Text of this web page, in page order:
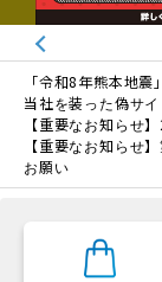
「令和8年熊本地
当社を装った偽サ
【重要なお知らせ
【重要なお知らせ
お願い